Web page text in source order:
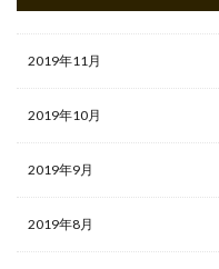
2019年11月
2019年10月
2019年9月
2019年8月